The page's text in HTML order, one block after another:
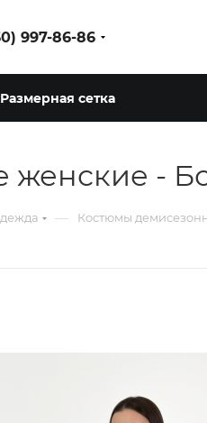
997-86-86
Размерная сетка
-
— Костюмы